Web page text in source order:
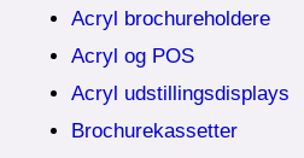
Acryl brochureholdere
Acryl og POS
Acryl udstillingsdisplays
Brochurekassetter